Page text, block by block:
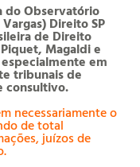
do Observatório
Direito SP
de Direito
Magaldi e
em
tribunais de
consultivo.
necessariamente o
de total
juízos de